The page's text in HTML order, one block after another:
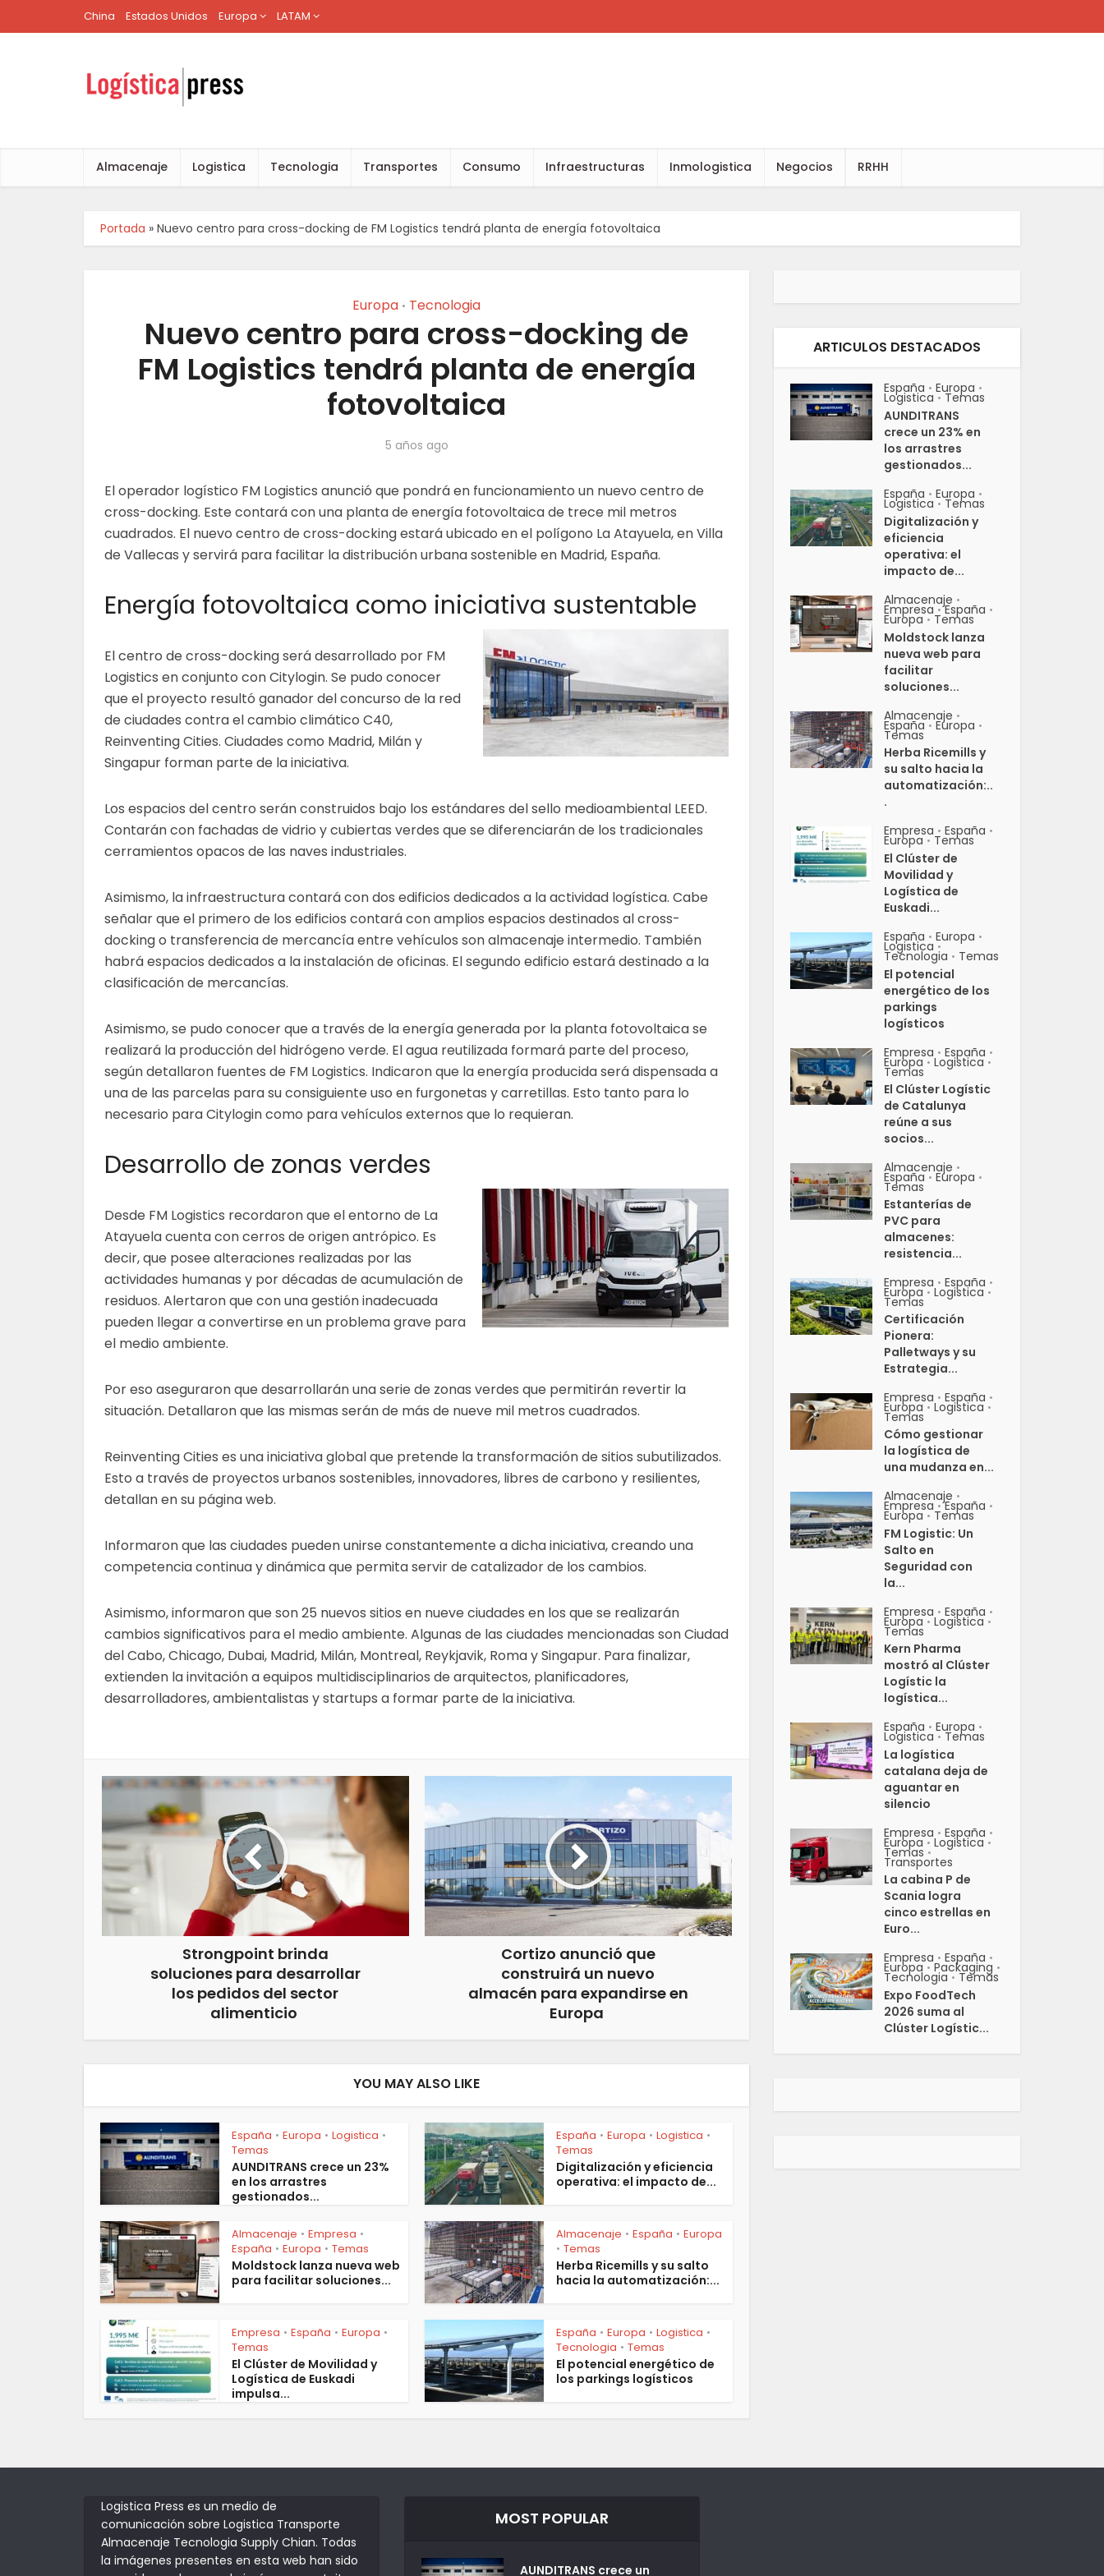
China Estados Unidos Europa LATAM
Almacenaje Logistica Tecnologia Transportes Consumo Infraestructuras Inmologistica Negocios RRHH
Portada » Nuevo centro para cross-docking de FM Logistics tendrá planta de energía fotovoltaica
Europa • Tecnologia
Nuevo centro para cross-docking de
FM Logistics tendrá planta de energía
fotovoltaica
5 años ago
El operador logístico FM Logistics anunció que pondrá en funcionamiento un nuevo centro de
cross-docking. Este contará con una planta de energía fotovoltaica de trece mil metros
cuadrados. El nuevo centro de cross-docking estará ubicado en el polígono La Atayuela, en Villa
de Vallecas y servirá para facilitar la distribución urbana sostenible en Madrid, España.
Energía fotovoltaica como iniciativa sustentable
El centro de cross-docking será desarrollado por FM
Logistics en conjunto con Citylogin. Se pudo conocer
que el proyecto resultó ganador del concurso de la red
de ciudades contra el cambio climático C40,
Reinventing Cities. Ciudades como Madrid, Milán y
Singapur forman parte de la iniciativa.
Los espacios del centro serán construidos bajo los estándares del sello medioambiental LEED.
Contarán con fachadas de vidrio y cubiertas verdes que se diferenciarán de los tradicionales
cerramientos opacos de las naves industriales.
Asimismo, la infraestructura contará con dos edificios dedicados a la actividad logística. Cabe
señalar que el primero de los edificios contará con amplios espacios destinados al cross-
docking o transferencia de mercancía entre vehículos son almacenaje intermedio. También
habrá espacios dedicados a la instalación de oficinas. El segundo edificio estará destinado a la
clasificación de mercancías.
Asimismo, se pudo conocer que a través de la energía generada por la planta fotovoltaica se
realizará la producción del hidrógeno verde. El agua reutilizada formará parte del proceso,
según detallaron fuentes de FM Logistics. Indicaron que la energía producida será dispensada a
una de las parcelas para su consiguiente uso en furgonetas y carretillas. Esto tanto para lo
necesario para Citylogin como para vehículos externos que lo requieran.
Desarrollo de zonas verdes
Desde FM Logistics recordaron que el entorno de La
Atayuela cuenta con cerros de origen antrópico. Es
decir, que posee alteraciones realizadas por las
actividades humanas y por décadas de acumulación de
residuos. Alertaron que con una gestión inadecuada
pueden llegar a convertirse en un problema grave para
el medio ambiente.
Por eso aseguraron que desarrollarán una serie de zonas verdes que permitirán revertir la
situación. Detallaron que las mismas serán de más de nueve mil metros cuadrados.
Reinventing Cities es una iniciativa global que pretende la transformación de sitios subutilizados.
Esto a través de proyectos urbanos sostenibles, innovadores, libres de carbono y resilientes,
detallan en su página web.
Informaron que las ciudades pueden unirse constantemente a dicha iniciativa, creando una
competencia continua y dinámica que permita servir de catalizador de los cambios.
Asimismo, informaron que son 25 nuevos sitios en nueve ciudades en los que se realizarán
cambios significativos para el medio ambiente. Algunas de las ciudades mencionadas son Ciudad
del Cabo, Chicago, Dubai, Madrid, Milán, Montreal, Reykjavik, Roma y Singapur. Para finalizar,
extienden la invitación a equipos multidisciplinarios de arquitectos, planificadores,
desarrolladores, ambientalistas y startups a formar parte de la iniciativa.
Strongpoint brinda
soluciones para desarrollar
los pedidos del sector
alimenticio
Cortizo anunció que
construirá un nuevo
almacén para expandirse en
Europa
YOU MAY ALSO LIKE
España • Europa • Logistica •
Temas
AUNDITRANS crece un 23%
en los arrastres
gestionados...
España • Europa • Logistica •
Temas
Digitalización y eficiencia
operativa: el impacto de...
Almacenaje • Empresa •
España • Europa • Temas
Moldstock lanza nueva web
para facilitar soluciones...
Almacenaje • España • Europa
• Temas
Herba Ricemills y su salto
hacia la automatización:...
Empresa • España • Europa •
Temas
El Clúster de Movilidad y
Logística de Euskadi
impulsa...
España • Europa • Logistica •
Tecnologia • Temas
El potencial energético de
los parkings logísticos
ARTICULOS DESTACADOS
España • Europa •
Logistica • Temas
AUNDITRANS
crece un 23% en
los arrastres
gestionados...
España • Europa •
Logistica • Temas
Digitalización y
eficiencia
operativa: el
impacto de...
Almacenaje •
Empresa • España •
Europa • Temas
Moldstock lanza
nueva web para
facilitar
soluciones...
Almacenaje •
España • Europa •
Temas
Herba Ricemills y
su salto hacia la
automatización:..
.
Empresa • España •
Europa • Temas
El Clúster de
Movilidad y
Logística de
Euskadi...
España • Europa •
Logistica •
Tecnologia • Temas
El potencial
energético de los
parkings
logísticos
Empresa • España •
Europa • Logistica •
Temas
El Clúster Logístic
de Catalunya
reúne a sus
socios...
Almacenaje •
España • Europa •
Temas
Estanterías de
PVC para
almacenes:
resistencia...
Empresa • España •
Europa • Logistica •
Temas
Certificación
Pionera:
Palletways y su
Estrategia...
Empresa • España •
Europa • Logistica •
Temas
Cómo gestionar
la logística de
una mudanza en...
Almacenaje •
Empresa • España •
Europa • Temas
FM Logistic: Un
Salto en
Seguridad con
la...
Empresa • España •
Europa • Logistica •
Temas
Kern Pharma
mostró al Clúster
Logístic la
logística...
España • Europa •
Logistica • Temas
La logística
catalana deja de
aguantar en
silencio
Empresa • España •
Europa • Logistica •
Temas •
Transportes
La cabina P de
Scania logra
cinco estrellas en
Euro...
Empresa • España •
Europa • Packaging •
Tecnologia • Temas
Expo FoodTech
2026 suma al
Clúster Logístic...
Logistica Press es un medio de
comunicación sobre Logistica Transporte
Almacenaje Tecnologia Supply Chian. Todas
la imágenes presentes en esta web han sido
MOST POPULAR
AUNDITRANS crece un